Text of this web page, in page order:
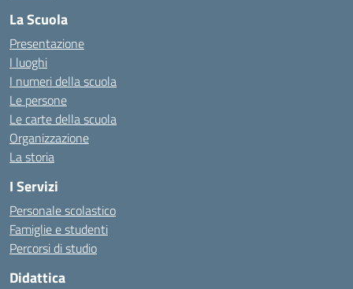
La Scuola
Presentazione
I luoghi
I numeri della scuola
Le persone
Le carte della scuola
Organizzazione
La storia
I Servizi
Personale scolastico
Famiglie e studenti
Percorsi di studio
Didattica